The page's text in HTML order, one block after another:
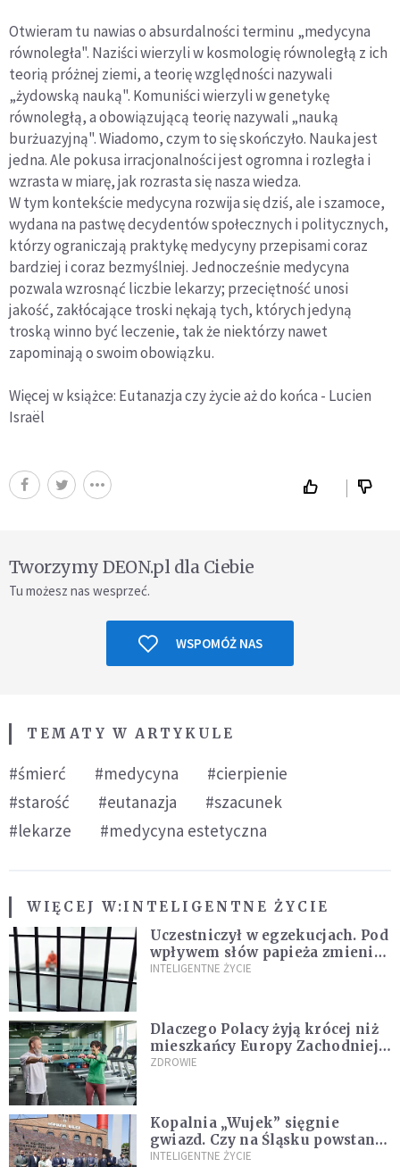
Otwieram tu nawias o absurdalności terminu „medycyna
równoległa". Naziści wierzyli w kosmologię równoległą z ich
teorią próżnej ziemi, a teorię względności nazywali
„żydowską nauką". Komuniści wierzyli w genetykę
równoległą, a obowiązującą teorię nazywali „nauką
burżuazyjną". Wiadomo, czym to się skończyło. Nauka jest
jedna. Ale pokusa irracjonalności jest ogromna i rozległa i
wzrasta w miarę, jak rozrasta się nasza wiedza.
W tym kontekście medycyna rozwija się dziś, ale i szamoce,
wydana na pastwę decydentów społecznych i politycznych,
którzy ograniczają praktykę medycyny przepisami coraz
bardziej i coraz bezmyślniej. Jednocześnie medycyna
pozwala wzrosnąć liczbie lekarzy; przeciętność unosi
jakość, zakłócające troski nękają tych, których jedyną
troską winno być leczenie, tak że niektórzy nawet
zapominają o swoim obowiązku.
Więcej w książce: Eutanazja czy życie aż do końca - Lucien
Israël
Tworzymy DEON.pl dla Ciebie
Tu możesz nas wesprzeć.
WSPOMÓŻ NAS
TEMATY W ARTYKULE
#śmierć #medycyna
#cierpienie
#starość
#eutanazja
#szacunek
#lekarze
#medycyna estetyczna
WIĘCEJ W:INTELIGENTNE ŻYCIE
Uczestniczył w egzekucjach. Pod
wpływem słów papieża zmienił
zdanie
INTELIGENTNE ŻYCIE
Dlaczego Polacy żyją krócej niż
mieszkańcy Europy Zachodniej?
Ekspertka wskazuje główne
ZDROWIE
Kopalnia „Wujek” sięgnie
gwiazd. Czy na Śląsku powstanie
„Dolina Krzemowa”?
INTELIGENTNE ŻYCIE